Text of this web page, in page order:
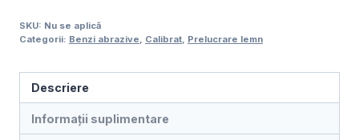
calibrat,
de
aluminiu,
Pânză,
915
SKU: Nu se aplică
Categorii: Benzi abrazive, Calibrat, Prelucrare lemn
Descriere
Informații suplimentare